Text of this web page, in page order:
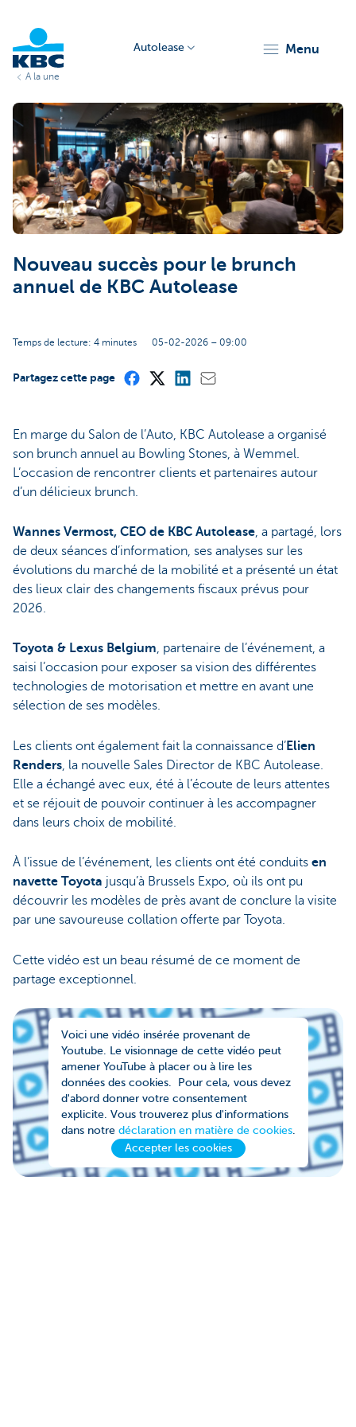
Corporate
Autolease menu
A la une
Nouveau succès pour le brunch
annuel de KBC Autolease
Temps de lecture: 4 minutes 05-02-2026 – 09:00
Partagez cette page
En marge du Salon de l’Auto, KBC Autolease a organisé
son brunch annuel au Bowling Stones, à Wemmel.
L’occasion de rencontrer clients et partenaires autour
d’un délicieux brunch.
Wannes Vermost, CEO de KBC Autolease, a partagé, lors
de deux séances d’information, ses analyses sur les
évolutions du marché de la mobilité et a présenté un état
des lieux clair des changements fiscaux prévus pour
2026.
Toyota & Lexus Belgium, partenaire de l’événement, a
saisi l’occasion pour exposer sa vision des différentes
technologies de motorisation et mettre en avant une
sélection de ses modèles.
Les clients ont également fait la connaissance d’Elien
Renders, la nouvelle Sales Director de KBC Autolease.
Elle a échangé avec eux, été à l’écoute de leurs attentes
et se réjouit de pouvoir continuer à les accompagner
dans leurs choix de mobilité.
À l’issue de l’événement, les clients ont été conduits en
navette Toyota jusqu’à Brussels Expo, où ils ont pu
découvrir les modèles de près avant de conclure la visite
par une savoureuse collation offerte par Toyota.
Cette vidéo est un beau résumé de ce moment de
partage exceptionnel.
Voici une vidéo insérée provenant de
Youtube. Le visionnage de cette vidéo peut
amener YouTube à placer ou à lire les
données des cookies. Pour cela, vous devez
d'abord donner votre consentement
explicite. Vous trouverez plus d'informations
dans notre déclaration en matière de cookies.
Accepter les cookies